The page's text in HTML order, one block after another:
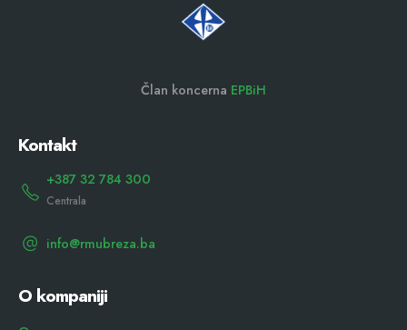
Član koncerna EPBiH
Kontakt
+387 32 784 300
Centrala
info@rmubreza.ba
O kompaniji